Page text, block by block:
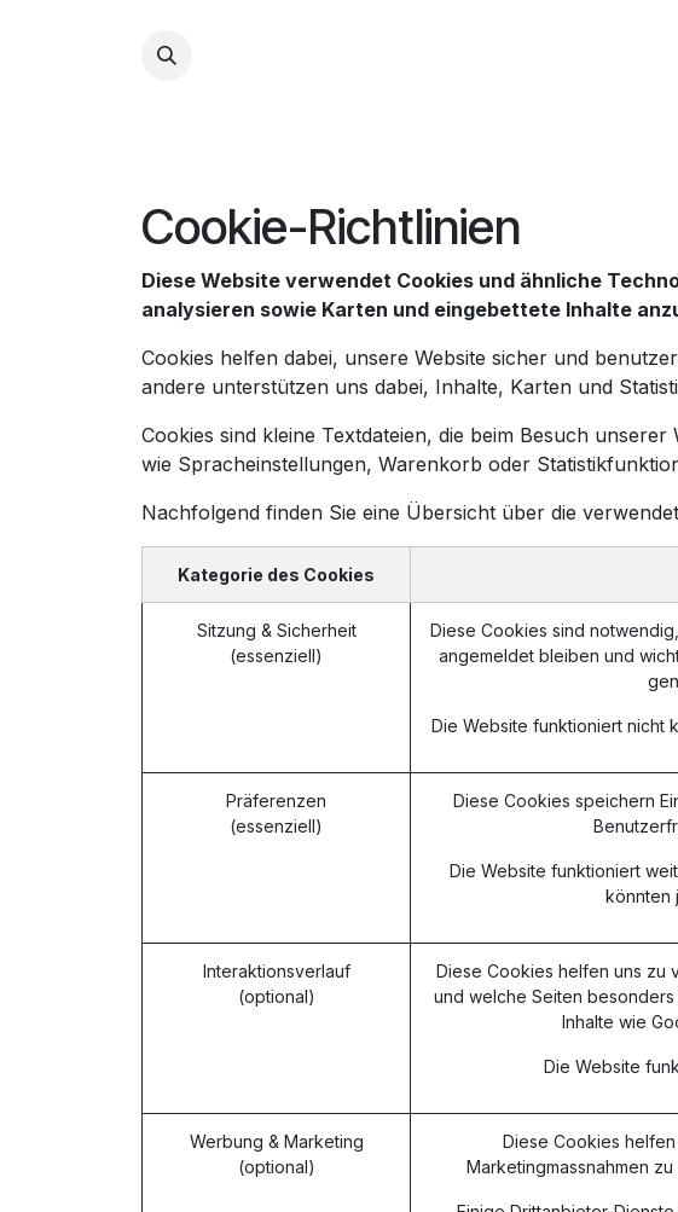
Cookie-Richtlinien
Diese Website verwendet Cookies und ähnliche
analysieren sowie Karten und eingebettete Inhalte
Cookies helfen dabei, unsere Website sicher und
andere unterstützen uns dabei, Inhalte, Karten und
Cookies sind kleine Textdateien, die beim Besuch
wie Spracheinstellungen, Warenkorb oder
Nachfolgend finden Sie eine Übersicht über die
Kategorie des Cookies
Sitzung & Sicherheit
(essenziell)
Diese Cookies sind
angemeldet bleiben und
Die Website funktioniert nicht
Präferenzen
(essenziell)
Diese Cookies speichern
Die Website funktioniert
könnten
Interaktionsverlauf
(optional)
Diese Cookies helfen uns zu
und welche Seiten
Inhalte wie
Die Website
Werbung & Marketing
(optional)
Diese Cookies
Marketingmassnahmen